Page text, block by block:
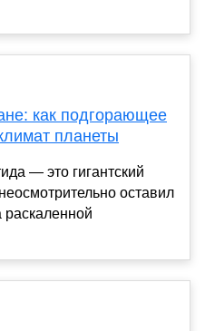
как подгорающее
планеты
— это гигантский
оставил
раскаленной